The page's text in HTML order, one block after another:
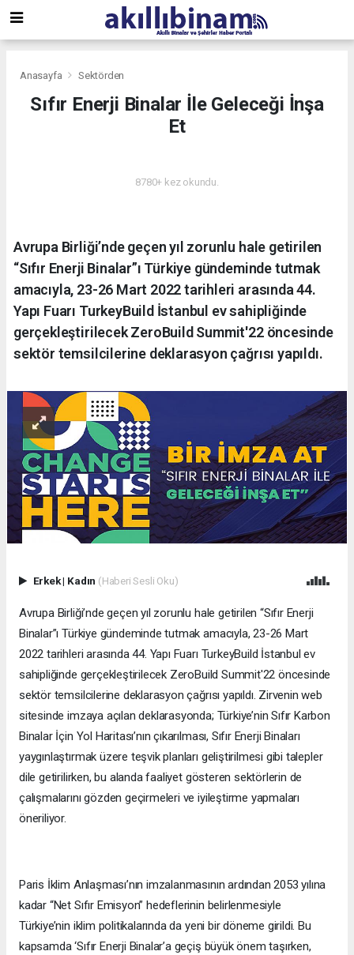
Anasayfa Sektörden
Sıfır Enerji Binalar İle Geleceği İnşa
Et
8780+ kez okundu.
Avrupa Birliği’nde geçen yıl zorunlu hale getirilen
“Sıfır Enerji Binalar”ı Türkiye gündeminde tutmak
amacıyla, 23-26 Mart 2022 tarihleri arasında 44.
Yapı Fuarı TurkeyBuild İstanbul ev sahipliğinde
gerçekleştirilecek ZeroBuild Summit'22 öncesinde
sektör temsilcilerine deklarasyon çağrısı yapıldı.
Erkek| Kadın (Haberi Sesli Oku)
Avrupa Birliği’nde geçen yıl zorunlu hale getirilen “Sıfır Enerji
Binalar”ı Türkiye gündeminde tutmak amacıyla, 23-26 Mart
2022 tarihleri arasında 44. Yapı Fuarı TurkeyBuild İstanbul ev
sahipliğinde gerçekleştirilecek ZeroBuild Summit'22 öncesinde
sektör temsilcilerine deklarasyon çağrısı yapıldı. Zirvenin web
sitesinde imzaya açılan deklarasyonda; Türkiye’nin Sıfır Karbon
Binalar İçin Yol Haritası’nın çıkarılması, Sıfır Enerji Binaları
yaygınlaştırmak üzere teşvik planları geliştirilmesi gibi talepler
dile getirilirken, bu alanda faaliyet gösteren sektörlerin de
çalışmalarını gözden geçirmeleri ve iyileştirme yapmaları
öneriliyor.
Paris İklim Anlaşması’nın imzalanmasının ardından 2053 yılına
kadar “Net Sıfır Emisyon” hedeflerinin belirlenmesiyle
Türkiye’nin iklim politikalarında da yeni bir döneme girildi. Bu
kapsamda ‘Sıfır Enerji Binalar’a geçiş büyük önem taşırken,